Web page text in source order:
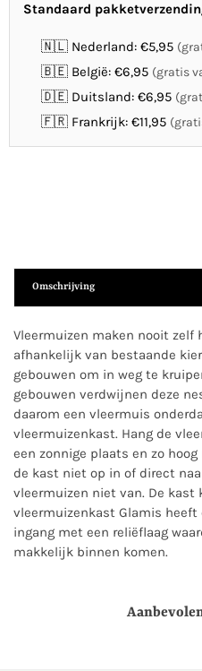
Standaard
🇳🇱 Nederland: €5,95
🇧🇪 België: €6,95 (gratis
🇩🇪 Duitsland: €6,95
🇫🇷 Frankrijk: €11,95
Omschrijving
Vleermuizen maken nooit
afhankelijk van bestaande
gebouwen om in weg te
gebouwen verdwijnen deze
daarom een vleermuis
vleermuizenkast. Hang de
een zonnige plaats en zo
de kast niet op in of direct
vleermuizen niet van. De kast
vleermuizenkast Glamis heeft
ingang met een reliëflaag
makkelijk binnen komen.